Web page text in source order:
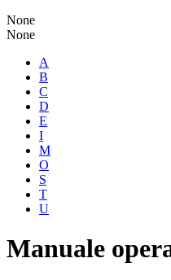
None
None
A
B
C
D
E
I
M
O
S
T
U
Manuale